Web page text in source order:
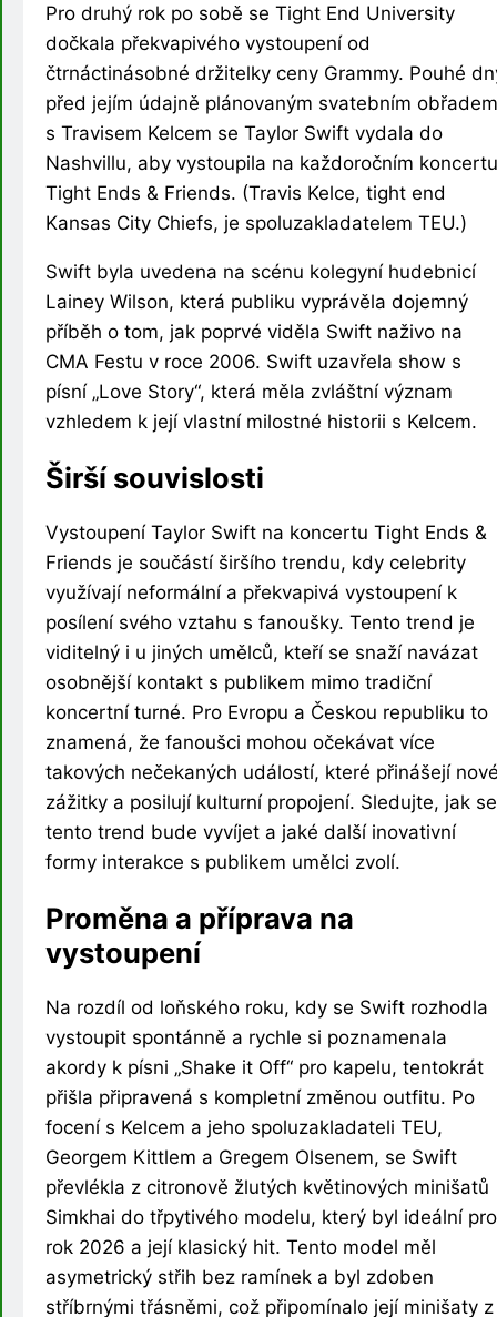
Pro druhý rok po sobě se Tight End University
dočkala překvapivého vystoupení od
čtrnáctinásobné držitelky ceny Grammy. Pouhé
před jejím údajně plánovaným svatebním obřadem
s Travisem Kelcem se Taylor Swift vydala do
Nashvillu, aby vystoupila na každoročním koncertu
Tight Ends & Friends. (Travis Kelce, tight end
Kansas City Chiefs, je spoluzakladatelem TEU.)
Swift byla uvedena na scénu kolegyní hudebnicí
Lainey Wilson, která publiku vyprávěla dojemný
příběh o tom, jak poprvé viděla Swift naživo na
CMA Festu v roce 2006. Swift uzavřela show s
písní „Love Story“, která měla zvláštní význam
vzhledem k její vlastní milostné historii s Kelcem.
Širší souvislosti
Vystoupení Taylor Swift na koncertu Tight Ends &
Friends je součástí širšího trendu, kdy celebrity
využívají neformální a překvapivá vystoupení k
posílení svého vztahu s fanoušky. Tento trend je
viditelný i u jiných umělců, kteří se snaží navázat
osobnější kontakt s publikem mimo tradiční
koncertní turné. Pro Evropu a Českou republiku to
znamená, že fanoušci mohou očekávat více
takových nečekaných událostí, které přinášejí
zážitky a posilují kulturní propojení. Sledujte, jak se
tento trend bude vyvíjet a jaké další inovativní
formy interakce s publikem umělci zvolí.
Proměna a příprava na
vystoupení
Na rozdíl od loňského roku, kdy se Swift rozhodla
vystoupit spontánně a rychle si poznamenala
akordy k písni „Shake it Off“ pro kapelu, tentokrát
přišla připravená s kompletní změnou outfitu. Po
focení s Kelcem a jeho spoluzakladateli TEU,
Georgem Kittlem a Gregem Olsenem, se Swift
převlékla z citronově žlutých květinových minišatů
Simkhai do třpytivého modelu, který byl ideální pro
rok 2026 a její klasický hit. Tento model měl
asymetrický střih bez ramínek a byl zdoben
stříbrnými třásněmi, což připomínalo její minišaty z